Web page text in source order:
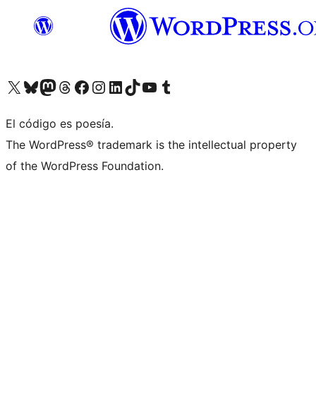
Visita nuestra cuenta de X (anteriormente Twitter)
Visita nuestra cuenta de Bluesky
Visita nuestra cuenta de Mastodon
Visita nuestra cuenta de Threads
Visita nuestra página de Facebook
Visita nuestra cuenta de Instagram
Visita nuestra cuenta de LinkedIn
Visita nuestra cuenta de TikTok
Visita nuestro canal de YouTube
Visita nuestra cuenta de Tumblr
El código es poesía.
The WordPress® trademark is the intellectual property
of the WordPress Foundation.